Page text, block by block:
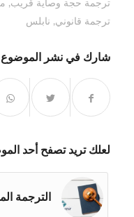
ترجمة حجة وصاية قريب,
ترجمة قانوني, نابلس
شارك في نشر الموضوع
لعلك تريد تصفح أحد
الترجمة